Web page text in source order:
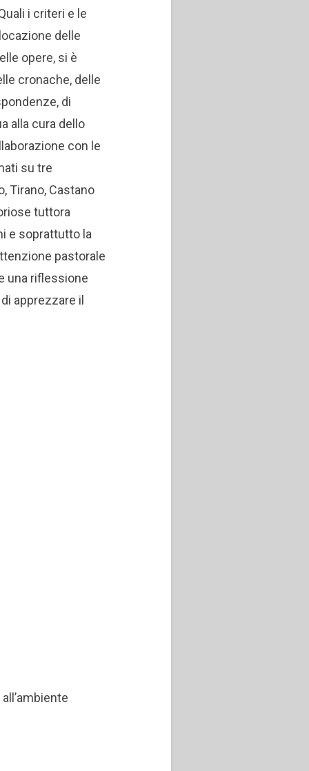
i criteri e le
delle
opere, si è
cronache, delle
di
alla cura dello
con le
su tre
Tirano, Castano
tuttora
e soprattutto la
pastorale
una riflessione
apprezzare il